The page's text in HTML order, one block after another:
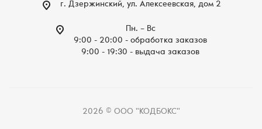
г. Дзержинский, ул. Алексеевская, дом 2
Пн. – Вc
9:00 - 20:00 - обработка заказов
9:00 - 19:30 - выдача заказов
2026 © ООО "КОДБОКС"